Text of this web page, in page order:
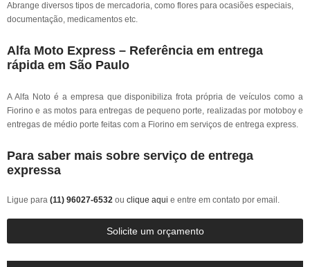
Abrange diversos tipos de mercadoria, como flores para ocasiões especiais,
documentação, medicamentos etc.
Alfa Moto Express – Referência em entrega
rápida em São Paulo
A Alfa Noto é a empresa que disponibiliza frota própria de veículos como a
Fiorino e as motos para entregas de pequeno porte, realizadas por motoboy e
entregas de médio porte feitas com a Fiorino em serviços de entrega express.
Para saber mais sobre serviço de entrega
expressa
Ligue para (11) 96027-6532 ou clique aqui e entre em contato por email.
Solicite um orçamento